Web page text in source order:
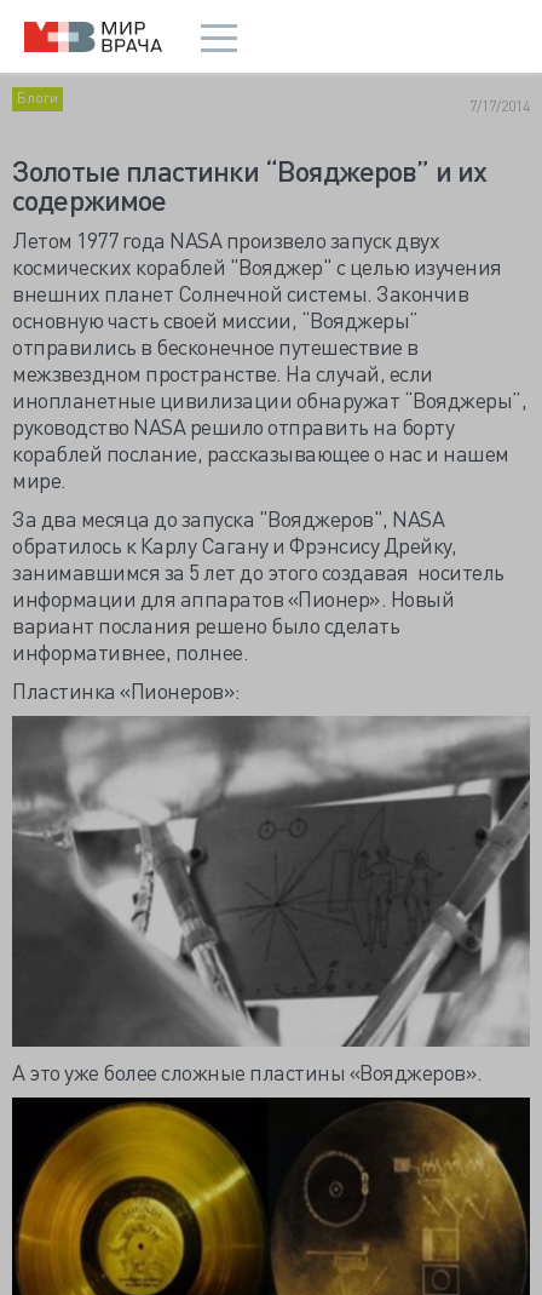
Блоги 7/17/2014
Золотые пластинки “Вояджеров” и их
содержимое
Летом 1977 года NASA произвело запуск двух
космических кораблей "Вояджер" с целью изучения
внешних планет Солнечной системы. Закончив
основную часть своей миссии, “Вояджеры”
отправились в бесконечное путешествие в
межзвездном пространстве. На случай, если
инопланетные цивилизации обнаружат “Вояджеры”,
руководство NASA решило отправить на борту
кораблей послание, рассказывающее о нас и нашем
мире.
За два месяца до запуска "Вояджеров", NASA
обратилось к Карлу Сагану и Фрэнсису Дрейку,
занимавшимся за 5 лет до этого создавая носитель
информации для аппаратов «Пионер». Новый
вариант послания решено было сделать
информативнее, полнее.
Пластинка «Пионеров»:
А это уже более сложные пластины «Вояджеров».